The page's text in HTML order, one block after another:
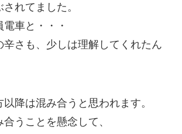
れてました。
車と・・・
辛さも、少しは理解してくれたん
降は混み合うと思われます。
うことを懸念して、